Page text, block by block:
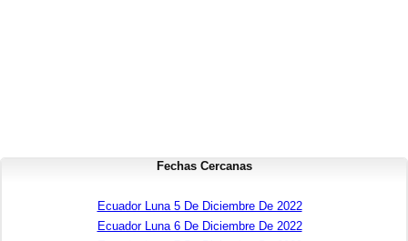
Fechas Cercanas
Ecuador Luna 5 De Diciembre De 2022
Ecuador Luna 6 De Diciembre De 2022